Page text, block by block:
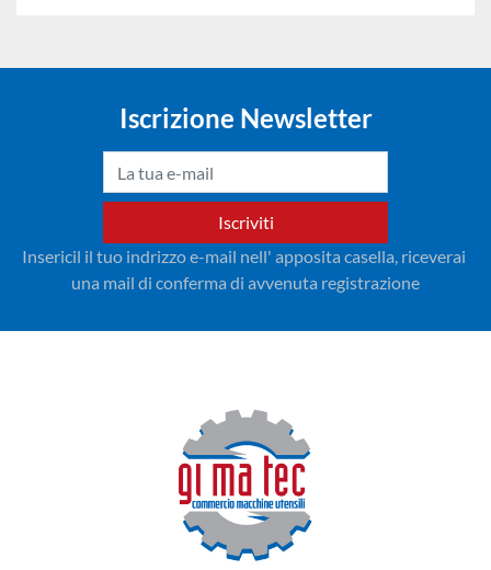
Iscrizione Newsletter
Iscriviti
Insericil il tuo indrizzo e-mail nell' apposita casella, riceverai
una mail di conferma di avvenuta registrazione